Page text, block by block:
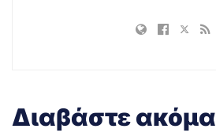
Διαβάστε ακόμα